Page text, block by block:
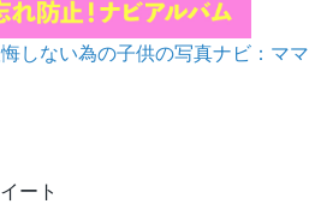
しない為の子供の写真ナビ：ママ
ート